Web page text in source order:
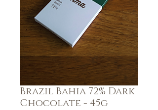
Brazil Bahia 72% Dark
Chocolate - 45g